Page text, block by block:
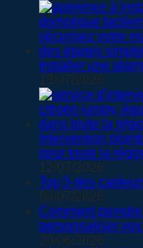
Installer une
13/07/2026
Intervention
pour toute la
12/07/2026
Top 5 des
08/07/2026
Comment
personnaliser
20/06/2026